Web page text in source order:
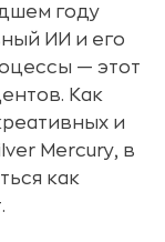
году
ИИ и его
— этот
Как
и
Mercury, в
как